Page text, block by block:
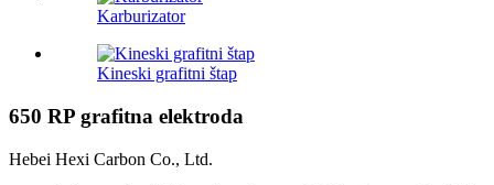
Karburizator
Kineski grafitni štap
650 RP grafitna elektroda
Hebei Hexi Carbon Co., Ltd.